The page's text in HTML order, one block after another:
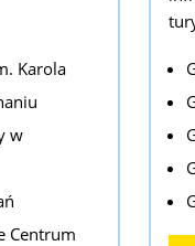
Karola
w
Centrum